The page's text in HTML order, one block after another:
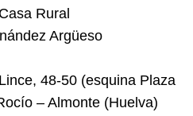
Rural
Argüeso
48-50 (esquina Plaza
– Almonte (Huelva)